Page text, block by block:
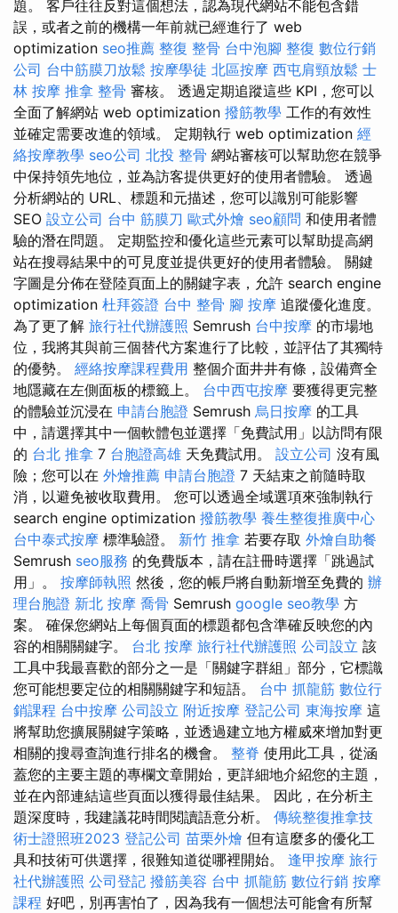
題。 客戶往往反對這個想法，認為現代網站不能包含錯
誤，或者之前的機構一年前就已經進行了 web
optimization seo推薦 整復 整骨 台中泡腳 整復 數位行銷
公司 台中筋膜刀放鬆 按摩學徒 北區按摩 西屯肩頸放鬆 士
林 按摩 推拿 整骨 審核。 透過定期追蹤這些 KPI，您可以
全面了解網站 web optimization 撥筋教學 工作的有效性
並確定需要改進的領域。 定期執行 web optimization 經
絡按摩教學 seo公司 北投 整骨 網站審核可以幫助您在競爭
中保持領先地位，並為訪客提供更好的使用者體驗。 透過
分析網站的 URL、標題和元描述，您可以識別可能影響
SEO 設立公司 台中 筋膜刀 歐式外燴 seo顧問 和使用者體
驗的潛在問題。 定期監控和優化這些元素可以幫助提高網
站在搜尋結果中的可見度並提供更好的使用者體驗。 關鍵
字圖是分佈在登陸頁面上的關鍵字表，允許 search engine
optimization 杜拜簽證 台中 整骨 腳 按摩 追蹤優化進度。
為了更了解 旅行社代辦護照 Semrush 台中按摩 的市場地
位，我將其與前三個替代方案進行了比較，並評估了其獨特
的優勢。 經絡按摩課程費用 整個介面井井有條，設備齊全
地隱藏在左側面板的標籤上。 台中西屯按摩 要獲得更完整
的體驗並沉浸在 申請台胞證 Semrush 烏日按摩 的工具
中，請選擇其中一個軟體包並選擇「免費試用」以訪問有限
的 台北 推拿 7 台胞證高雄 天免費試用。 設立公司 沒有風
險；您可以在 外燴推薦 申請台胞證 7 天結束之前隨時取
消，以避免被收取費用。 您可以透過全域選項來強制執行
search engine optimization 撥筋教學 養生整復推廣中心
台中泰式按摩 標準驗證。 新竹 推拿 若要存取 外燴自助餐
Semrush seo服務 的免費版本，請在註冊時選擇「跳過試
用」。 按摩師執照 然後，您的帳戶將自動新增至免費的 辦
理台胞證 新北 按摩 喬骨 Semrush google seo教學 方
案。 確保您網站上每個頁面的標題都包含準確反映您的內
容的相關關鍵字。 台北 按摩 旅行社代辦護照 公司設立 該
工具中我最喜歡的部分之一是「關鍵字群組」部分，它標識
您可能想要定位的相關關鍵字和短語。 台中 抓龍筋 數位行
銷課程 台中按摩 公司設立 附近按摩 登記公司 東海按摩 這
將幫助您擴展關鍵字策略，並透過建立地方權威來增加對更
相關的搜尋查詢進行排名的機會。 整脊 使用此工具，從涵
蓋您的主要主題的專欄文章開始，更詳細地介紹您的主題，
並在內部連結這些頁面以獲得最佳結果。 因此，在分析主
題深度時，我建議花時間閱讀語意分析。 傳統整復推拿技
術士證照班2023 登記公司 苗栗外燴 但有這麼多的優化工
具和技術可供選擇，很難知道從哪裡開始。 逢甲按摩 旅行
社代辦護照 公司登記 撥筋美容 台中 抓龍筋 數位行銷 按摩
課程 好吧，別再害怕了，因為我有一個想法可能會有所幫